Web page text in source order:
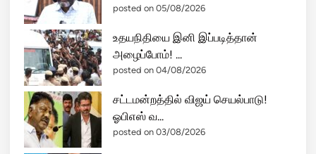
posted on 05/08/2026
உதயநிதியை இனி இப்படித்தான்
அழைப்போம்! ...
posted on 04/08/2026
சட்டமன்றத்தில் விஜய் செயல்பாடு!
ஓபிஎஸ் வ...
posted on 03/08/2026